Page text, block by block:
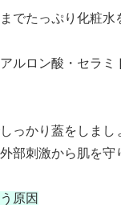
でたっぷり化粧水
ルロン酸・セラミ
っかり蓋をしまし
部刺激から肌を守
原因